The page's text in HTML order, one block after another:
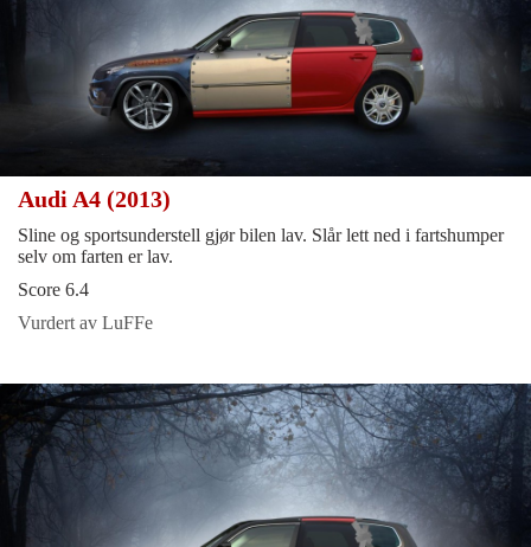
Audi A4 (2013)
Sline og sportsunderstell gjør bilen lav. Slår lett ned i fartshumper
selv om farten er lav.
Score 6.4
Vurdert av LuFFe